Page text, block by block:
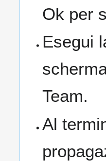
Ok per
Esegui
Team.
Al